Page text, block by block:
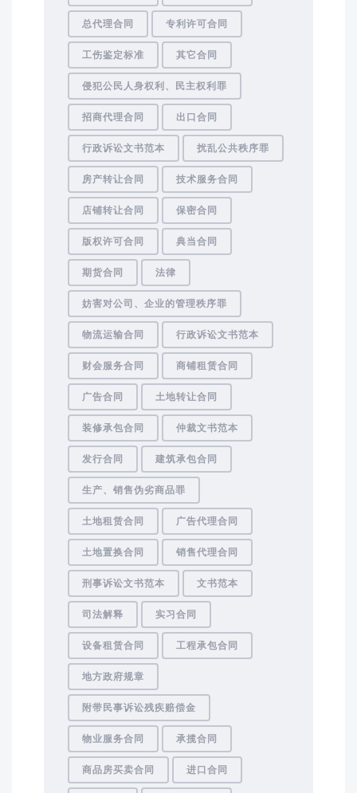
总代理合同 专利许可合同
工伤鉴定标准 其它合同
侵犯公民人身权利、民主权利罪
招商代理合同 出口合同
行政诉讼文书范本 扰乱公共秩序罪
房产转让合同 技术服务合同
店铺转让合同 保密合同
版权许可合同 典当合同
期货合同 法律
妨害对公司、企业的管理秩序罪
物流运输合同 行政诉讼文书范本
财会服务合同 商铺租赁合同
广告合同 土地转让合同
装修承包合同 仲裁文书范本
发行合同 建筑承包合同
生产、销售伪劣商品罪
土地租赁合同 广告代理合同
土地置换合同 销售代理合同
刑事诉讼文书范本 文书范本
司法解释 实习合同
设备租赁合同 工程承包合同
地方政府规章
附带民事诉讼残疾赔偿金
物业服务合同 承揽合同
商品房买卖合同 进口合同